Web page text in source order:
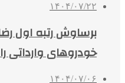
۱۴۰۴/۰۷/۲۲
برساوش رتبه اول
خودروهای وارداتی
۱۴۰۴/۰۷/۰۶